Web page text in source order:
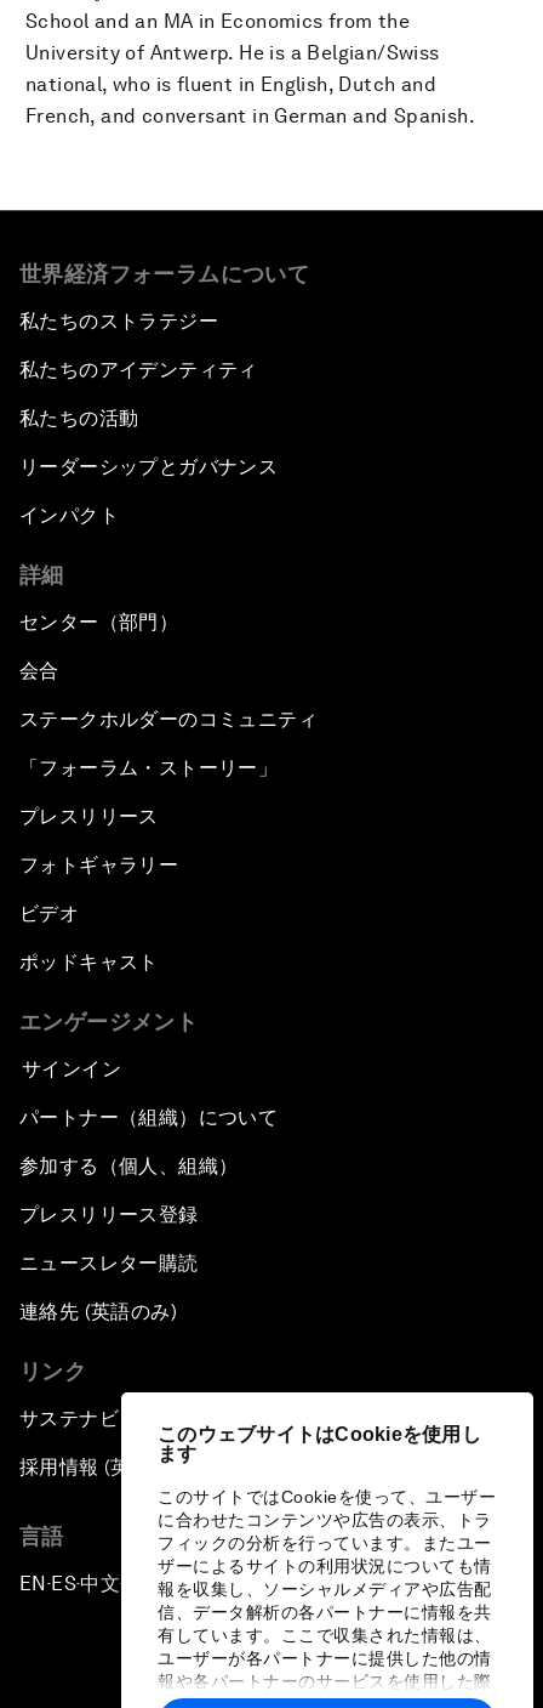
このウェブサイトはCookieを使用し
ます
このサイトではCookieを使って、ユーザー
に合わせたコンテンツや広告の表示、トラ
フィックの分析を行っています。またユー
ザーによるサイトの利用状況についても情
報を収集し、ソーシャルメディアや広告配
信、データ解析の各パートナーに情報を共
有しています。ここで収集された情報は、
ユーザーが各パートナーに提供した他の情
報や各パートナーのサービスを使用した際
School and an MA in Economics from the
University of Antwerp. He is a Belgian/Swiss
national, who is fluent in English, Dutch and
French, and conversant in German and Spanish.
世界経済フォーラムについて
私たちのストラテジー
私たちのアイデンティティ
私たちの活動
リーダーシップとガバナンス
インパクト
詳細
センター（部門）
会合
ステークホルダーのコミュニティ
「フォーラム・ストーリー」
プレスリリース
フォトギャラリー
ビデオ
ポッドキャスト
エンゲージメント
サインイン
パートナー（組織）について
参加する（個人、組織）
プレスリリース登録
ニュースレター購読
連絡先 (英語のみ)
リンク
サステナビリティへの取り組み
採用情報 (英語のみ)
言語
EN ▪ES▪中文▪ 日本語